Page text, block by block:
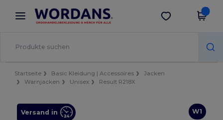
× Wordans App
Bessere Preise in der App!
App holen
Startseite Basic Kleidung | Accessoires
Jacken
Warnjacken
Unisex Result R218X
W1
Versand in